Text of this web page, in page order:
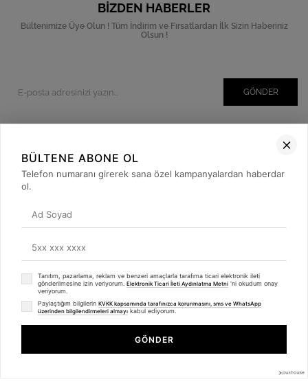
BIZDEN HABERLER
Bültenimize Üye Olun ! Tüm İndirim ve Fırsatlardan İlk Sizin Haberiniz
Olsun !
GÖNDER
Kurumsal
Müşteri İlişkileri
Sosyal Medya
betulbabacan.com- Tüm Hakları Saklıdır.
BÜLTENE ABONE OL
Telefon numaranı girerek sana özel kampanyalardan haberdar
ol.
Tanıtım, pazarlama, reklam ve benzeri amaçlarla tarafıma ticari elektronik ileti
gönderilmesine izin veriyorum. Elektronik Ticari İleti Aydınlatma Metni 'ni okudum onay
veriyorum.
Paylaştığım bilgilerin KVKK kapsamında tarafınızca korunmasını, sms ve WhatsApp
üzerinden bilgilendirmeleri almayı kabul ediyorum.
GÖNDER